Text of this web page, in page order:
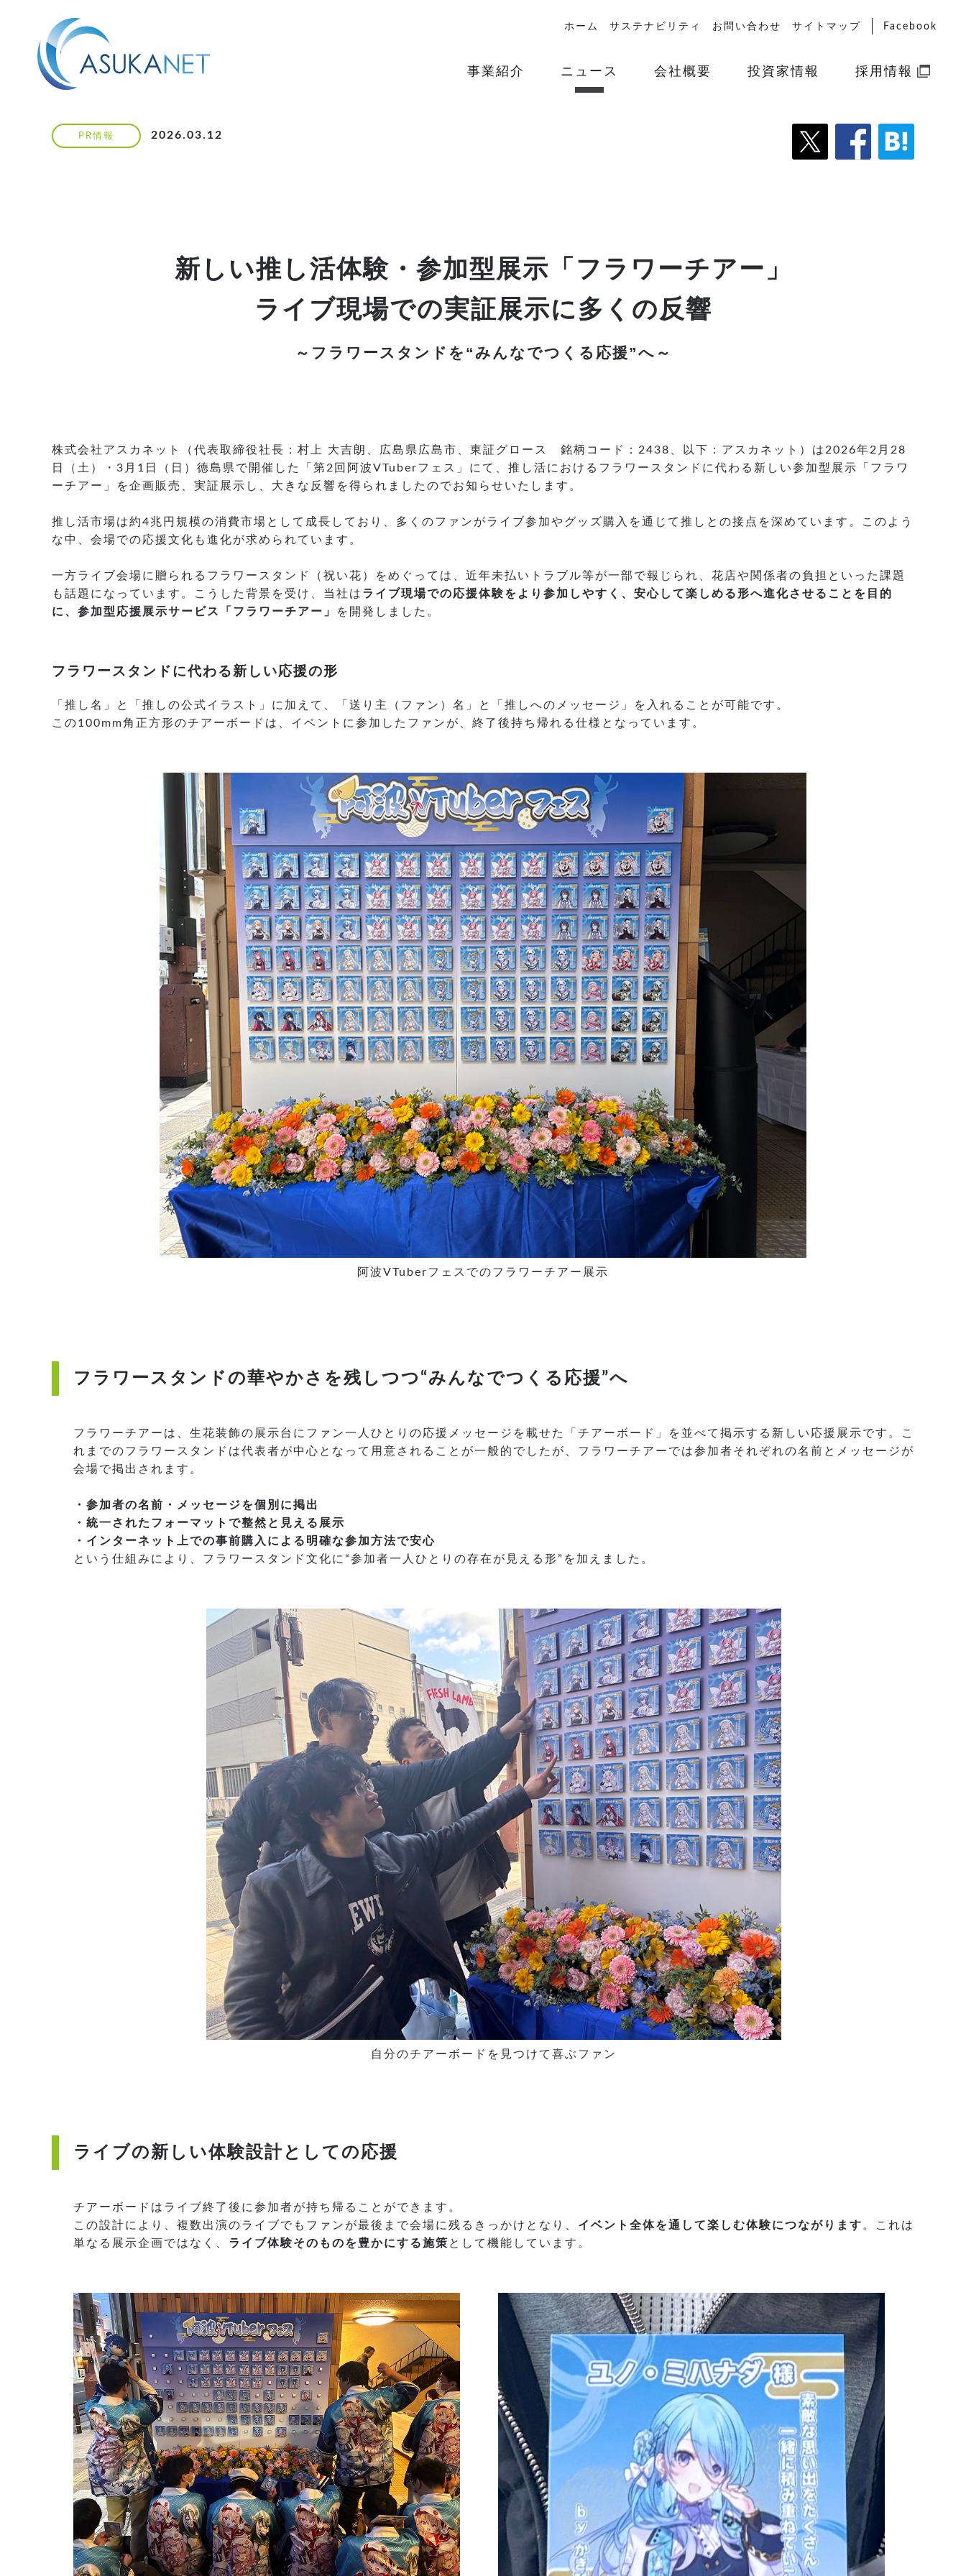
ホーム サステナビリティ お問い合わせ サイトマップ Facebook
事業紹介 ニュース 会社概要 投資家情報 採用情報
PR情報 2026.03.12
新しい推し活体験・参加型展示「フラワーチアー」
ライブ現場での実証展示に多くの反響
～フラワースタンドを“みんなでつくる応援”へ～
株式会社アスカネット（代表取締役社長：村上 大吉朗、広島県広島市、東証グロース 銘柄コード：2438、以下：アスカネット）は2026年2月28
日（土）・3月1日（日）徳島県で開催した「第2回阿波VTuberフェス」にて、推し活におけるフラワースタンドに代わる新しい参加型展示「フラワ
ーチアー」を企画販売、実証展示し、大きな反響を得られましたのでお知らせいたします。
推し活市場は約4兆円規模の消費市場として成長しており、多くのファンがライブ参加やグッズ購入を通じて推しとの接点を深めています。このよう
な中、会場での応援文化も進化が求められています。
一方ライブ会場に贈られるフラワースタンド（祝い花）をめぐっては、近年未払いトラブル等が一部で報じられ、花店や関係者の負担といった課題
も話題になっています。こうした背景を受け、当社は ライブ現場での応援体験をより参加しやすく、安心して楽しめる形へ進化させることを目的
に、参加型応援展示サービス「フラワーチアー」
を開発しました。
フラワースタンドに代わる新しい応援の形
「推し名」と「推しの公式イラスト」に加えて、「送り主（ファン）名」と「推しへのメッセージ」を入れることが可能です。
この100mm角正方形のチアーボードは、イベントに参加したファンが、終了後持ち帰れる仕様となっています。
阿波VTuberフェスでのフラワーチアー展示
フラワースタンドの華やかさを残しつつ“みんなでつくる応援”へ
フラワーチアーは、生花装飾の展示台にファン一人ひとりの応援メッセージを載せた「チアーボード」を並べて掲示する新しい応援展示です。こ
れまでのフラワースタンドは代表者が中心となって用意されることが一般的でしたが、フラワーチアーでは参加者それぞれの名前とメッセージが
会場で掲出されます。
・参加者の名前・メッセージを個別に掲出
・統一されたフォーマットで整然と見える展示
・インターネット上での事前購入による明確な参加方法で安心
という仕組みにより、フラワースタンド文化に“参加者一人ひとりの存在が見える形”を加えました。
自分のチアーボードを見つけて喜ぶファン
ライブの新しい体験設計としての応援
チアーボードはライブ終了後に参加者が持ち帰ることができます。
この設計により、複数出演のライブでもファンが最後まで会場に残るきっかけとなり、 イベント全体を通して楽しむ体験につながります 。これは
単なる展示企画ではなく、 ライブ体験そのものを豊かにする施策 として機能しています。